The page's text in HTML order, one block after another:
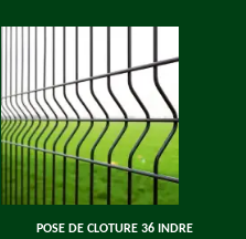
POSE DE CLOTURE 36 INDRE